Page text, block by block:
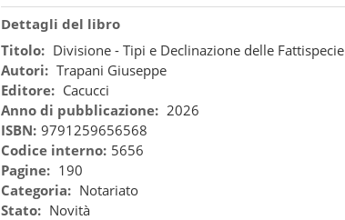
Dettagli del libro
Titolo: Divisione - Tipi e Declinazione delle Fattispecie
Autori: Trapani Giuseppe
Editore: Cacucci
Anno di pubblicazione: 2026
ISBN: 9791259656568
Codice interno: 5656
Pagine: 190
Categoria: Notariato
Stato: Novità